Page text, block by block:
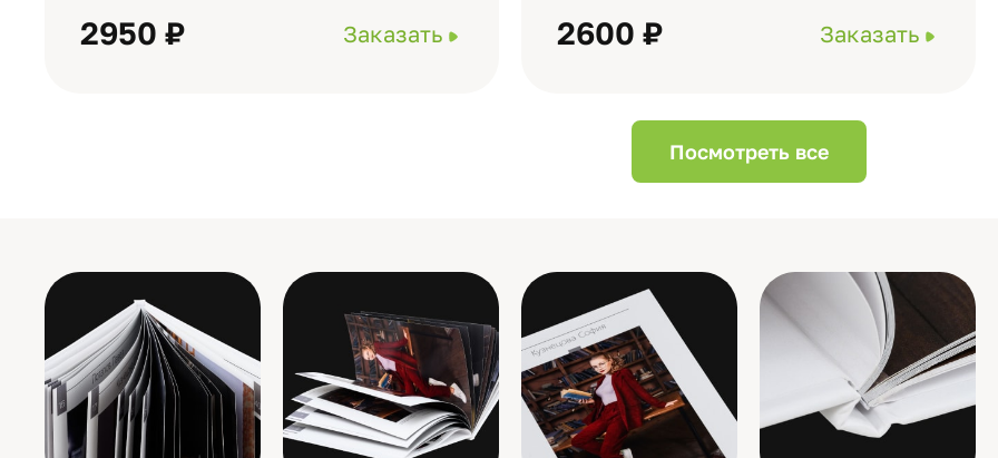
2950 ₽ Заказать 2600 ₽ Заказать
Посмотреть все